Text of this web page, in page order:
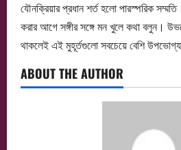
যৌনক্রিয়ার প্রধান শর্ত হলো পারস্পরিক
করার আগে সঙ্গীর সঙ্গে মন খুলে কথা বলুন।
থাকলেই এই মুহূর্তগুলো সবচেয়ে বেশি
ABOUT THE AUTHOR